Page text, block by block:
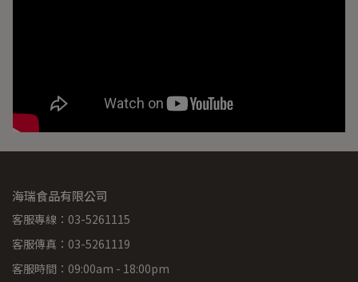
海瑞食品有限公司
客服專線：03-5261115
客服傳真：03-5261119
客服時間：09:00am - 18:00pm